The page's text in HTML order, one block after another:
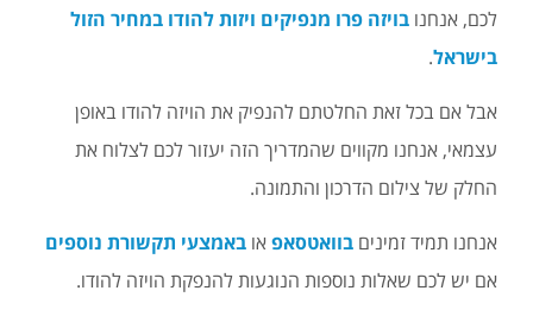
לכם, אנחנו בויזה פרו מנפיקים ויזות להודו במחיר הזול
בישראל.
אבל אם בכל זאת החלטתם להנפיק את הויזה להודו באופן
עצמאי, אנחנו מקווים שהמדריך הזה יעזור לכם לצלוח את
החלק של צילום הדרכון והתמונה.
אנחנו תמיד זמינים בוואטסאפאו באמצעי תקשורת נוספים
אם יש לכם שאלות נוספות הנוגעות להנפקת הויזה להודו.